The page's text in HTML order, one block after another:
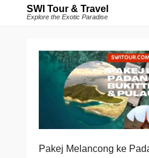
SWI Tour & Travel
Explore the Exotic Paradise
Pakej Melancong ke